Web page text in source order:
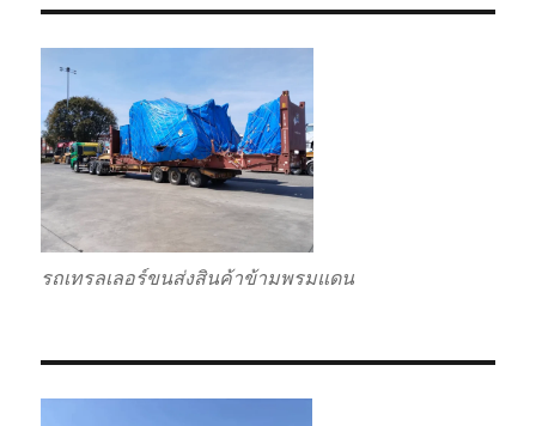
รถเทรลเลอร์ขนส่งสินค้าข้ามพรมแดน